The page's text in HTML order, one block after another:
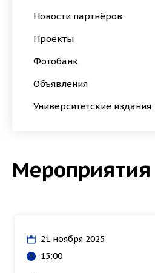
Новости партнёров
Проекты
Фотобанк
Объявления
Университетские издания
Мероприятия
21 ноября 2025
15:00